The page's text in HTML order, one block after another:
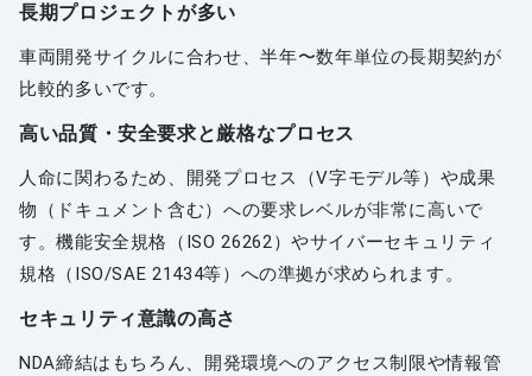
長期プロジェクトが多い
車両開発サイクルに合わせ、半年〜数年単位の長期契約が
比較的多いです。
高い品質・安全要求と厳格なプロセス
人命に関わるため、開発プロセス（V字モデル等）や成果
物（ドキュメント含む）への要求レベルが非常に高いで
す。機能安全規格（ISO 26262）やサイバーセキュリティ
規格（ISO/SAE 21434等）への準拠が求められます。
セキュリティ意識の高さ
NDA締結はもちろん、開発環境へのアクセス制限や情報管